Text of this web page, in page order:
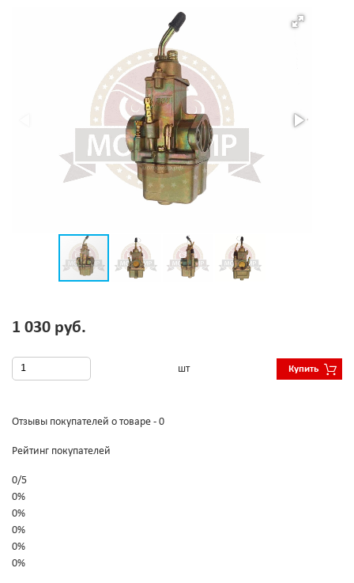
1 030 руб.
шт Купить
Отзывы покупателей о товаре - 0
Рейтинг покупателей
0/5
0%
0%
0%
0%
0%